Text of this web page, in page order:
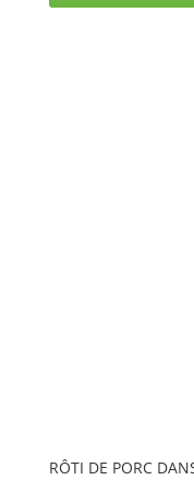
RÔTI DE PORC